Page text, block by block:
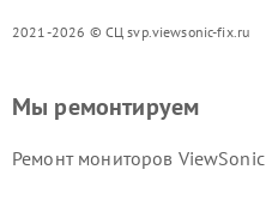
2021-2026 © СЦ svp.viewsonic-fix.ru
Мы ремонтируем
Ремонт мониторов ViewSonic